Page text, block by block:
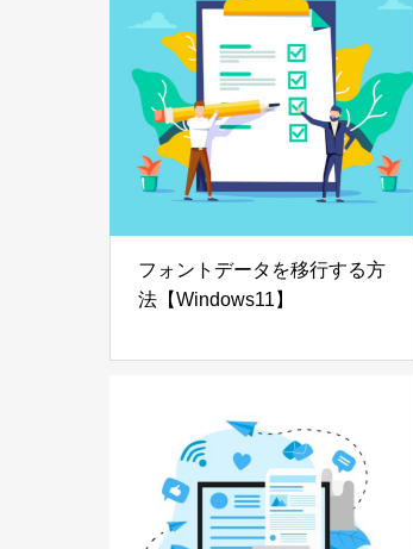
フォントデータを移行する方
法【Windows11】